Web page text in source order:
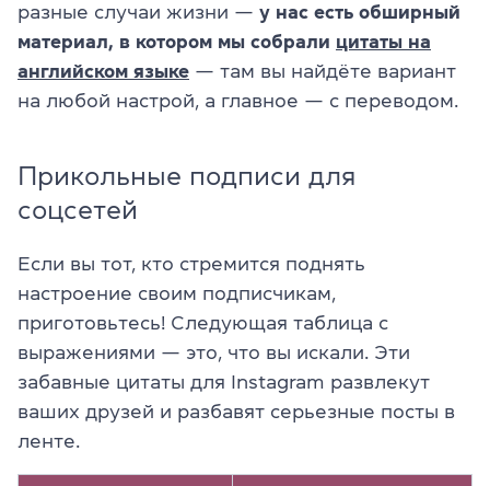
разные случаи жизни — у нас есть обширный
материал, в котором мы собрали цитаты на
английском языке — там вы найдёте вариант
на любой настрой, а главное — с переводом.
Прикольные подписи для
соцсетей
Если вы тот, кто стремится поднять
настроение своим подписчикам,
приготовьтесь! Следующая таблица с
выражениями — это, что вы искали. Эти
забавные цитаты для Instagram развлекут
ваших друзей и разбавят серьезные посты в
ленте.